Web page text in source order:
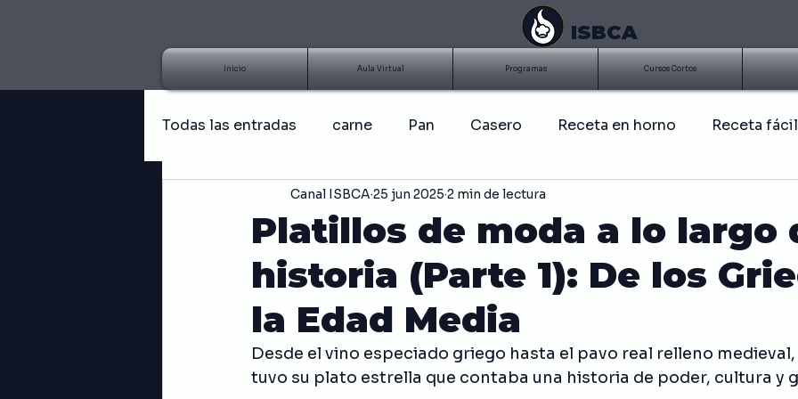
ISBCA
Inicio Aula Virtual Programas Cursos Cortos
Todas las entradas carne Pan Casero Receta en horno Receta fácil
Tutorial BBQ Costillitas
Hongos Receta fácil Papas Frito Ensalada Pollo Salud
Platillos de moda a lo largo
historia (Parte 1): De los
la Edad Media
Canal ISBCA 25 jun 2025 2 min de lectura
Desde el vino especiado griego hasta el pavo real relleno
tuvo su plato estrella que contaba una historia de poder, cultura y